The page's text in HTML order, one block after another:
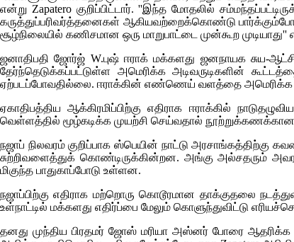
என்று Zapateroகுறிப்பிட்டார். ''இந்த மோதலில்
கருத்துப்பரிவர்த்தனைகள் ஆகியவற்றைக்கொண்டு
சூழ்நிலையில் கணிசமான ஒரு மாறுபாட்டை முன்கூற முடியாது''
ஜனாதிபதி ஜோர்ஜ் W.புஷ் ஈராக் மக்களது ஜனநாயக சுய-
தேர்ந்தெடுக்கப்பட்டுள்ள அமெரிக்க அடிவருடிகளின்
ஏற்படப்போவதில்லை. ஈராக்கின் எண்ணெய் வளத்தை அமெரிக்க
ஏகாதிபத்திய ஆக்கிரமிப்பிற்கு எதிராக ஈராக்கில்
வெள்ளத்தில் மூழ்கடிக்க முயற்சி செய்வதால்
நஜாப் நிலவரம் குறிப்பாக ஸ்பெயின் நாட்டு அரசாங்கத்திற்கு
சுற்றிவளைத்துக் கொண்டிருக்கின்றன. அங்கு அல்சதரும்
மிகுந்த பாதுகாப்போடு உள்ளன.
நஜாப்பிற்கு எதிராக மற்றொரு கொடூரமான தாக்குதலை
உள்நாட்டில் மக்களது எதிர்ப்பை மேலும் கொளுந்துவிட்டு
தனது முந்திய பிரதமர் ஜோஸ் மரியா அஸ்னர் போரை